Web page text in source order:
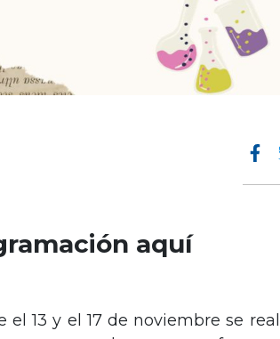
aquí
el 13 y el 17 de noviembre se